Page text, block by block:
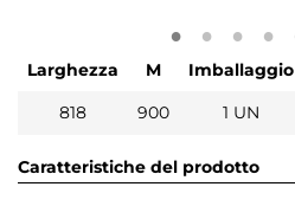
Larghezza M Imballaggio
818
900 1 UN
Caratteristiche del prodotto